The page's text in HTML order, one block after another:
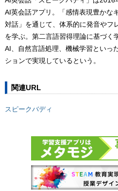
AI英会話アプリ。「感情表現豊かな
対話」を通じて、体系的に発音やフ
を学ぶ。第二言語習得理論に基づく
AI、自然言語処理、機械学習といっ
ションで実現しているという。
関連URL
スピークバディ